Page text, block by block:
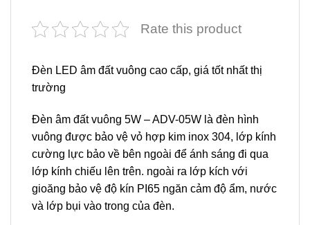
Rate this product
Đèn LED âm đất vuông cao cấp, giá tốt nhất thị
trường
Đèn âm đất vuông 5W – ADV-05W là đèn hình
vuông được bảo vệ vỏ hợp kim inox 304, lớp kính
cường lực bảo về bên ngoài để ánh sáng đi qua
lớp kính chiếu lên trên. ngoài ra lớp kích với
gioăng bảo vệ độ kín PI65 ngăn cảm độ ẩm, nước
và lớp bụi vào trong của đèn.